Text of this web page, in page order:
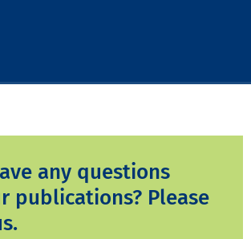
any questions
publications? Please